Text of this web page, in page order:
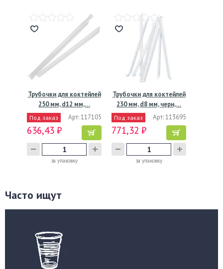
Трубочки для коктейлей
250 мм, d12 мм,…
Под заказ Арт: 117105
636,43 ₽
за упаковку
Трубочки для коктейлей
230 мм, d8 мм, черн,…
Под заказ Арт: 113695
771,32 ₽
за упаковку
Часто ищут